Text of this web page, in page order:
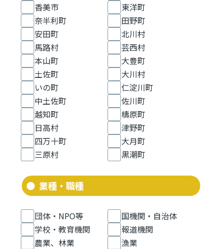
香美市
東洋町
奈半利町
田野町
安田町
北川村
馬路村
芸西村
本山町
大豊町
土佐町
大川村
いの町
仁淀川町
中土佐町
佐川町
越知町
檮原町
日高村
津野町
四万十町
大月町
三原村
黒潮町
業種・職種
団体・NPO等
国機関・自治体
学校・教育機関
報道機関
農業、林業
漁業